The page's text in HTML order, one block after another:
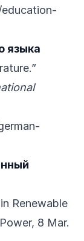
языка
Renewable
8 Mar.